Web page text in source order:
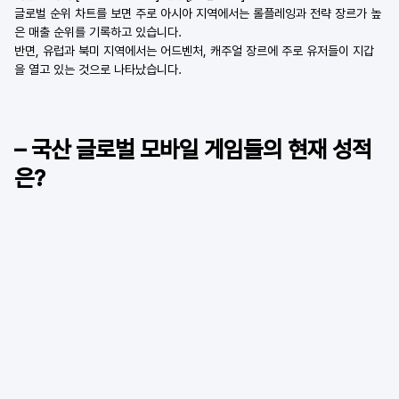
글로벌 순위 차트를 보면 주로 아시아 지역에서는 롤플레잉과 전략 장르가 높
은 매출 순위를 기록하고 있습니다.
반면, 유럽과 북미 지역에서는 어드벤처, 캐주얼 장르에 주로 유저들이 지갑
을 열고 있는 것으로 나타났습니다.
– 국산 글로벌 모바일 게임들의 현재 성적
은?